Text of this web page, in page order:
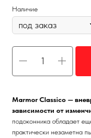
Наличие
Marmor Classico —
зависимости от
подоконника обладает
практически незаметна